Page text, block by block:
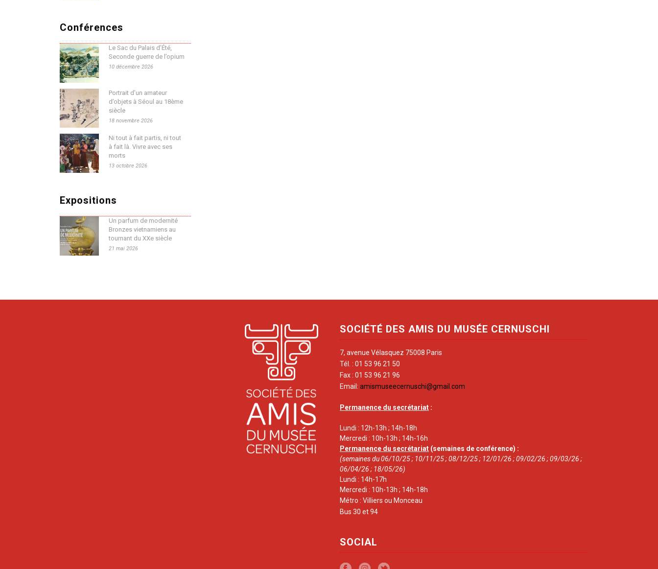
Conférences
Le Sac du Palais d’Été,
Seconde guerre de l’opium
10 décembre 2026
Portrait d’un amateur
d’objets à Séoul au 18ème
siècle
18 novembre 2026
Ni tout à fait partis, ni tout
à fait là. Vivre avec ses
morts
13 octobre 2026
Expositions
Un parfum de modernité
Bronzes vietnamiens au
tournant du XXe siècle
21 mai 2026
SOCIÉTÉ DES AMIS DU MUSÉE CERNUSCHI
7, avenue Vélasquez 75008 Paris
Tél. : 01 53 96 21 50
Fax : 01 53 96 21 96
Email: amismuseecernuschi@gmail.com
Permanence du secrétariat :
Lundi : 12h-13h ; 14h-18h
Mercredi : 10h-13h ; 14h-16h
Permanence du secrétariat (semaines de conférence) :
(semaines du 06/10/25 ; 10/11/25 ; 08/12/25 ; 12/01/26 ; 09/02/26 ; 09/03/26 ;
06/04/26 ; 18/05/26)
Lundi : 14h-17h
Mercredi : 10h-13h ; 14h-18h
Métro : Villiers ou Monceau
Bus 30 et 94
SOCIAL